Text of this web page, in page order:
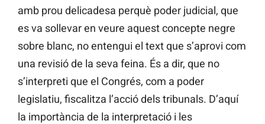
amb prou delicadesa perquè poder judicial, que
es va sollevar en veure aquest concepte negre
sobre blanc, no entengui el text que s’aprovi com
una revisió de la seva feina. És a dir, que no
s’interpreti que el Congrés, com a poder
legislatiu, fiscalitza l’acció dels tribunals. D’aquí
la importància de la interpretació i les